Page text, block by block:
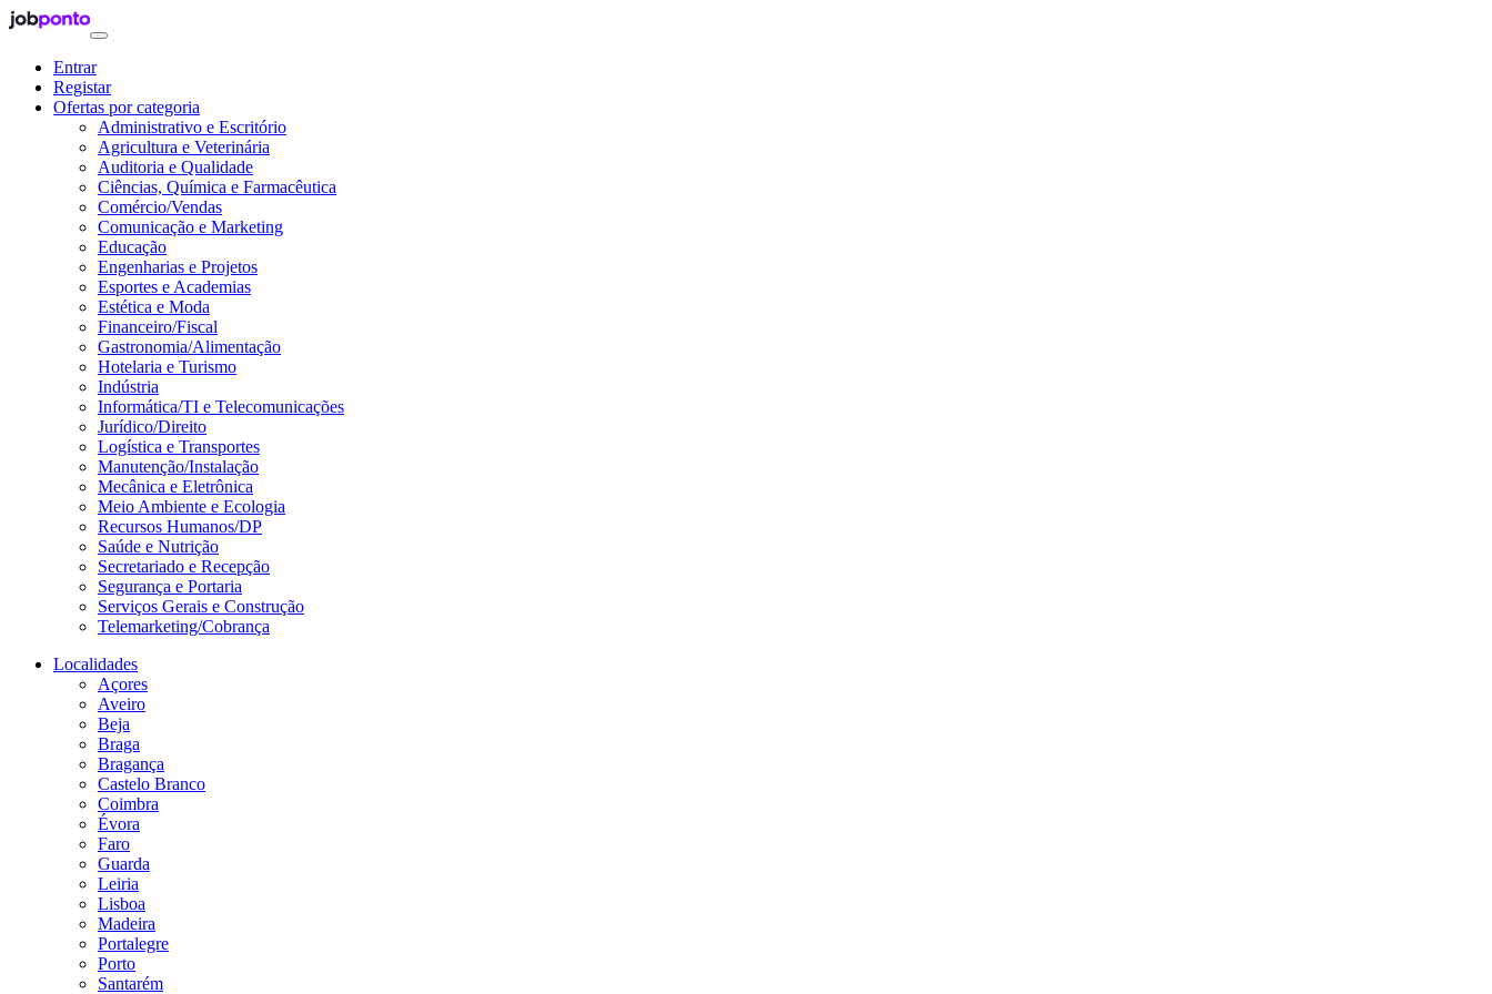
Entrar
Registar
Ofertas por categoria
Administrativo e Escritório
Agricultura e Veterinária
Auditoria e Qualidade
Ciências, Química e Farmacêutica
Comércio/Vendas
Comunicação e Marketing
Educação
Engenharias e Projetos
Esportes e Academias
Estética e Moda
Financeiro/Fiscal
Gastronomia/Alimentação
Hotelaria e Turismo
Indústria
Informática/TI e Telecomunicações
Jurídico/Direito
Logística e Transportes
Manutenção/Instalação
Mecânica e Eletrônica
Meio Ambiente e Ecologia
Recursos Humanos/DP
Saúde e Nutrição
Secretariado e Recepção
Segurança e Portaria
Serviços Gerais e Construção
Telemarketing/Cobrança
Localidades
Açores
Aveiro
Beja
Braga
Bragança
Castelo Branco
Coimbra
Évora
Faro
Guarda
Leiria
Lisboa
Madeira
Portalegre
Porto
Santarém